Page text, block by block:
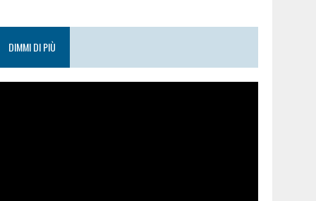
DIMMI DI PIÙ